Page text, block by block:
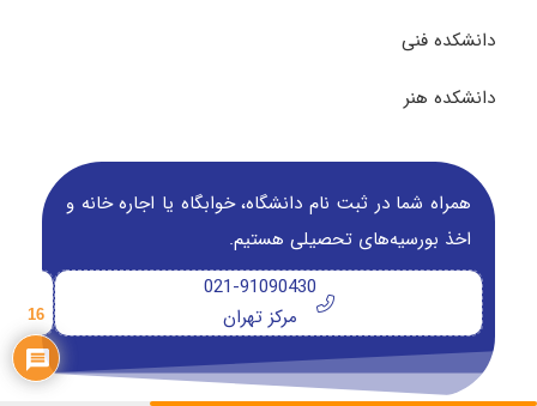
دانشکده فنی
دانشکده هنر
همراه شما در ثبت نام دانشگاه‌، خوابگاه یا اجاره خانه و
اخذ بورسیه‌های تحصیلی هستیم.
021-91090430
مرکز تهران
16